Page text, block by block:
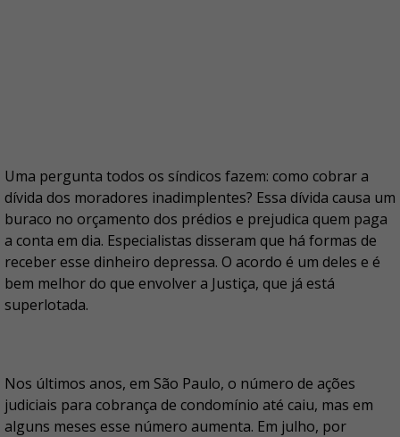
Uma pergunta todos os síndicos fazem: como cobrar a
dívida dos moradores inadimplentes? Essa dívida causa um
buraco no orçamento dos prédios e prejudica quem paga
a conta em dia. Especialistas disseram que há formas de
receber esse dinheiro depressa. O acordo é um deles e é
bem melhor do que envolver a Justiça, que já está
superlotada.
Nos últimos anos, em São Paulo, o número de ações
judiciais para cobrança de condomínio até caiu, mas em
alguns meses esse número aumenta. Em julho, por